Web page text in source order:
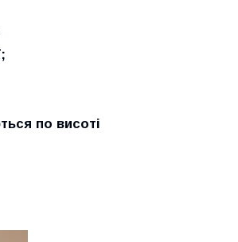
по висоті